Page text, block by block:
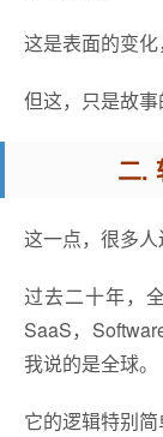
这是表面的变化
但这，只是故事
二.
这一点，很多人
过去二十年，
SaaS，
我说的是全球。
它的逻辑特别简